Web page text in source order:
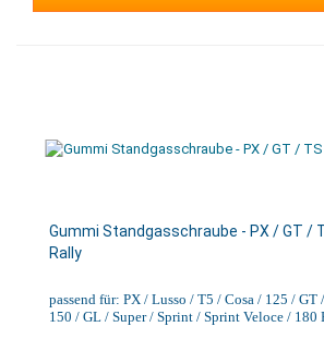
Gummi Standgasschraube - PX / GT /
Rally
passend für: PX / Lusso / T5 / Cosa / 125 / GT
150 / GL / Super / Sprint / Sprint Veloce /